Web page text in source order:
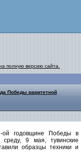
полную версию сайта.
Победы раритетной
ой годовщине Победы в
9 мая, тувинские
образцы техники и